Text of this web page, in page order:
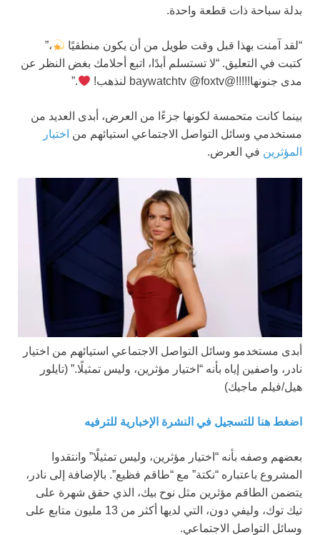
بدلة سباحة ذات قطعة واحدة.
“لقد آمنت بهذا قبل وقت طويل من أن يكون منطقيًا
،”
كتبت في التعليق. “لا تستسلم أبدًا، اتبع أحلامك بغض النظر عن
مدى جنونها!!!!!@baywatchtv @foxtv لنذهب!
.”
بينما كانت متحمسة لكونها جزءًا من العرض، أبدى العديد من
مستخدمي وسائل التواصل الاجتماعي استيائهم من اختيار
المؤثرين في العرض.
أبدى مستخدمو وسائل التواصل الاجتماعي استيائهم من اختيار
نادر، واصفين إياه بأنه “اختيار مؤثرين، وليس تمثيلًا.” (تايلور
هيل/فيلم ماجيك)
اضغط هنا للتسجيل في النشرة الإخبارية للترفيه
بعضهم وصفه بأنه “اختيار مؤثرين، وليس تمثيلًا” وانتقدوا
المشروع باعتباره “نكتة” مع “طاقم فظيع”. بالإضافة إلى نادر،
يتضمن الطاقم مؤثرين مثل نوح بيك، الذي حقق شهرة على
تيك توك، وليفي دون، التي لديها أكثر من 13 مليون متابع على
وسائل التواصل الاجتماعي.